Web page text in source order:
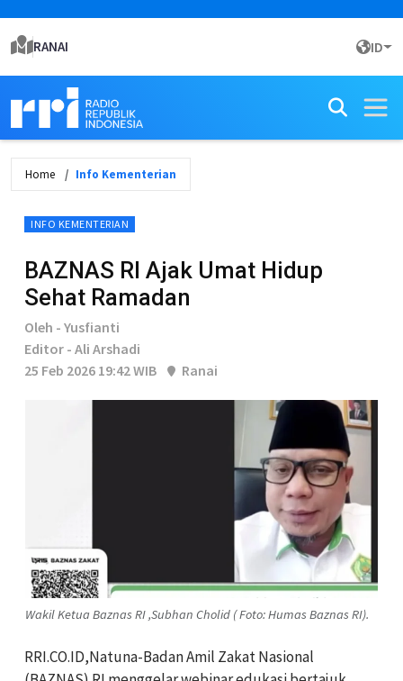
RANAI ID
Home Info Kementerian
INFO KEMENTERIAN
BAZNAS RI Ajak Umat Hidup
Sehat Ramadan
Oleh - Yusfianti
Editor - Ali Arshadi
25 Feb 2026 19:42 WIB
Ranai
Wakil Ketua Baznas RI ,Subhan Cholid ( Foto: Humas Baznas RI).
RRI.CO.ID,Natuna-Badan Amil Zakat Nasional